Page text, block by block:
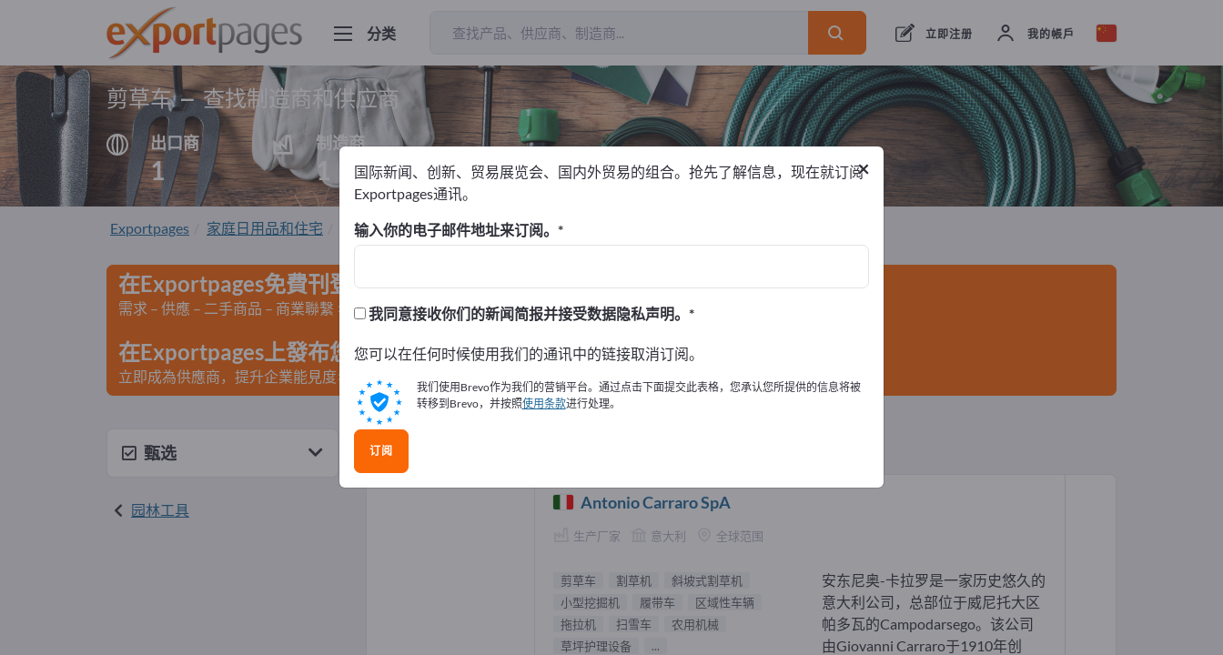
分类 立即注册 我的帳戶
剪草车 – 查找制造商和供应商
出口商
1
制造商
1
出口商1 制造商
Exportpages 家庭日用品和住宅 园林工具 剪草车
在Exportpages免費刊登廣告！
需求 – 供應 – 二手商品 – 商業聯繫 >> 由此開始
在Exportpages上發布您的公司與產品資訊。
立即成為供應商，提升企業能見度>> 點此發布資訊
甄选
园林工具
剪草车 供應商 (1)
Antonio Carraro SpA
生产厂家 意大利 全球范围
剪草车 割草机
斜坡式割草机
小型挖掘机
履带车
区域性车辆
拖拉机
扫雪车
农用机械
草坪护理设备
...
安东尼奥-卡拉罗是一家历史悠久的
意大利公司，总部位于威尼托大区
帕多瓦的Campodarsego。该公司
由Giovanni Carraro于1910年创
×
国际新闻、创新、贸易展览会、国内外贸易的组合。抢先了解信息，现在就订阅
Exportpages通讯。
输入你的电子邮件地址来订阅。
我同意接收你们的新闻简报并接受数据隐私声明。
您可以在任何时候使用我们的通讯中的链接取消订阅。
我们使用Brevo作为我们的营销平台。通过点击下面提交此表格，您承认您所提供的信息将被
转移到Brevo，并按照使用条款进行处理。
订阅